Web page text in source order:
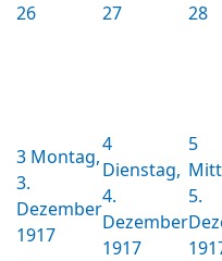
26
27 28
3 Montag,
3.
Dezember
1917
4
Dienstag,
4.
Dezember
1917
5
5.